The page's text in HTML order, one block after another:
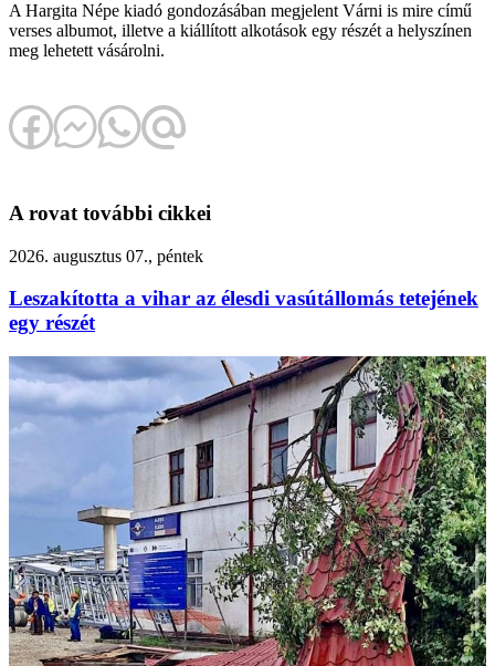
A Hargita Népe kiadó gondozásában megjelent Várni is mire című
verses albumot, illetve a kiállított alkotások egy részét a helyszínen
meg lehetett vásárolni.
A rovat további cikkei
2026. augusztus 07., péntek
Leszakította a vihar az élesdi vasútállomás tetejének
egy részét